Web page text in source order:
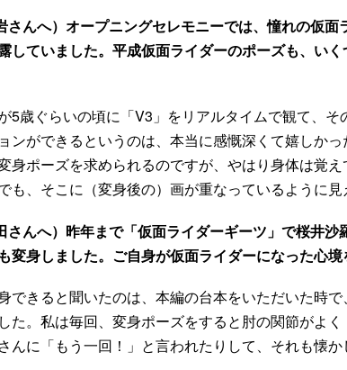
さんへ）オープニングセレモニーでは、憧れの仮面
していました。平成仮面ライダーのポーズも、い
5歳ぐらいの頃に「V3」をリアルタイムで観て、そ
ンができるというのは、本当に感慨深くて嬉しか
身ポーズを求められるのですが、やはり身体は覚
も、そこに（変身後の）画が重なっているように見
さんへ）昨年まで「仮面ライダーギーツ」で桜井沙
変身しました。ご自身が仮面ライダーになった心境
できると聞いたのは、本編の台本をいただいた時
た。私は毎回、変身ポーズをすると肘の関節がよ
んに「もう一回！」と言われたりして、それも懐か